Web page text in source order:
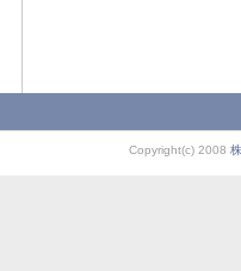
Copyright(c) 2008